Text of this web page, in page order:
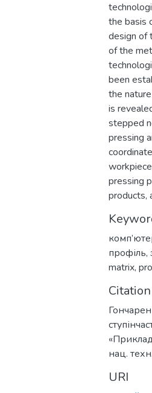
the basis
design of
of the
been
the
is
stepped
pressing
pressing
products,
профіль,
matrix,
Citation
нац.
URI